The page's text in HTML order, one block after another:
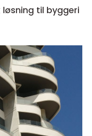
til byggeri